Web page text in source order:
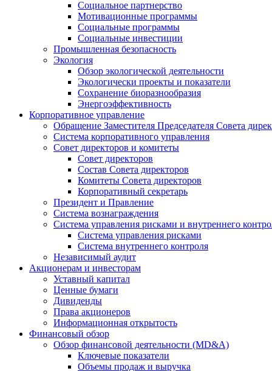
Социальное партнерство
Мотивационные программы
Социальные программы
Социальные инвестиции
Промышленная безопасность
Экология
Обзор экологической деятельности
Экологически проекты и показатели
Сохранение биоразнообразия
Энергоэффективность
Корпоративное управление
Обращение Заместителя Председателя Совета
Система корпоративного управления
Совет директоров и комитеты
Совет директоров
Состав Совета директоров
Комитеты Совета директоров
Корпоративный секретарь
Президент и Правление
Система вознаграждения
Система управления рисками и внутреннего
Система управления рисками
Система внутреннего контроля
Независимый аудит
Акционерам и инвесторам
Уставный капитал
Ценные бумаги
Дивиденды
Права акционеров
Информационная открытость
Финансовый обзор
Обзор финансовой деятельности (MD&A)
Ключевые показатели
Объемы продаж и выручка